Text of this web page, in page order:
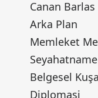
Arka Plan
Memleket
Seyahatname
Belgesel
Diplomasi